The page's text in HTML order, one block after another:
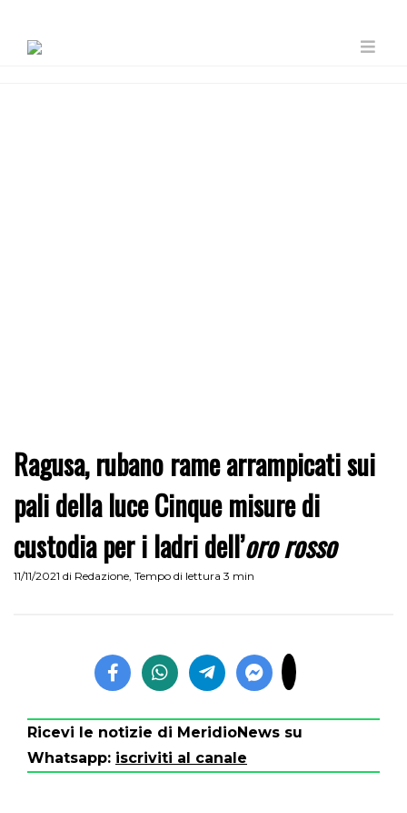
Ragusa, rubano rame arrampicati sui
pali della luce Cinque misure di
custodia per i ladri dell’oro rosso
11/11/2021 di Redazione, Tempo di lettura 3 min
Ricevi le notizie di MeridioNews su
Whatsapp: iscriviti al canale